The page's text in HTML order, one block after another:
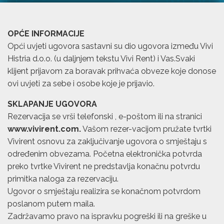
OPĆE INFORMACIJE
Opći uvjeti ugovora sastavni su dio ugovora između Vivi
Histria d.o.o. (u daljnjem tekstu Vivi Rent) i Vas.Svaki
klijent prijavom za boravak prihvaća obveze koje donose
ovi uvjeti za sebe i osobe koje je prijavio.
SKLAPANJE UGOVORA
Rezervacija se vrši telefonski , e-poštom ili na stranici
www.vivirent.com.Vašom rezer-vacijom pružate tvrtki
Vivirent osnovu za zaključivanje ugovora o smještaju s
određenim obvezama. Početna elektronička potvrda
preko tvrtke Vivirent ne predstavlja konačnu potvrdu
primitka naloga za rezervaciju.
Ugovor o smještaju realizira se konačnom potvrdom
poslanom putem maila.
Zadržavamo pravo na ispravku pogreški ili na greške u